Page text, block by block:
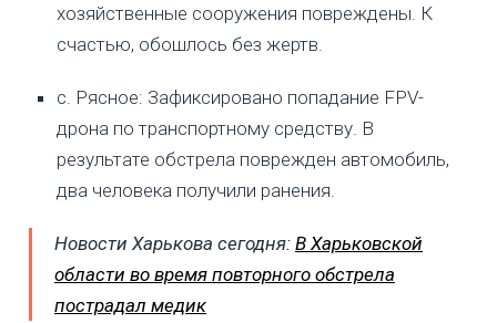
хозяйственные сооружения повреждены. К
счастью, обошлось без жертв.
с. Рясное: Зафиксировано попадание FPV-
дрона по транспортному средству. В
результате обстрела поврежден автомобиль,
два человека получили ранения.
Новости Харькова сегодня: В Харьковской
области во время повторного обстрела
пострадал медик